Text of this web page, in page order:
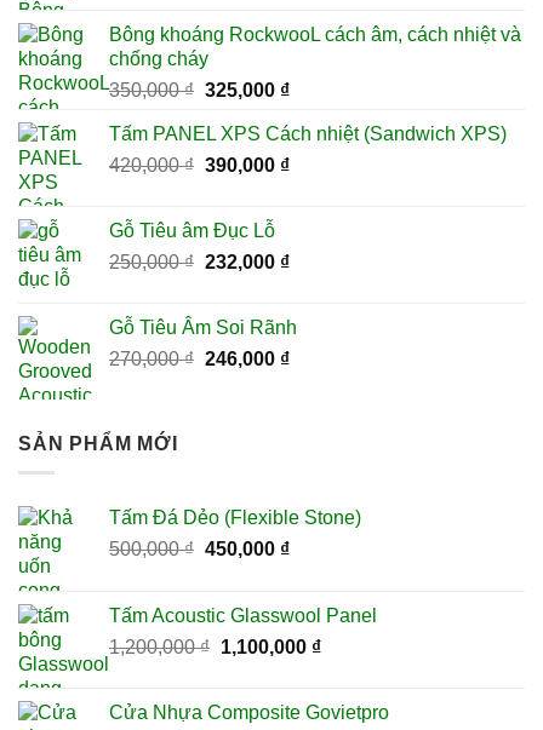
350,000 ₫.là:
Bông khoáng RockwooL cách âm, cách nhiệt và
chống cháy
350,000₫ Giá
là:
350,000 ₫.
325,000 ₫Giá
tại
là:
Tấm PANEL XPS Cách nhiệt (Sandwich XPS)
420,000₫ Giá
420,000 ₫.
390,000 ₫Giá
390,000 ₫.
Gỗ Tiêu âm Đục Lỗ
250,000₫ Giá
250,000 ₫.
232,000 ₫Giá
là:
232,000 ₫.
Gỗ Tiêu Âm Soi Rãnh
270,000₫ Giá
246,000 ₫Giá
SẢN PHẨM MỚI
Tấm Đá Dẻo (Flexible Stone)
500,000₫ Giá
500,000 ₫.
450,000 ₫Giá
là:
450,000 ₫.
Tấm Acoustic Glasswool Panel
1,200,000₫ Giá
1,200,000 ₫.
1,100,000 ₫Giá
là:
Cửa Nhựa Composite Govietpro